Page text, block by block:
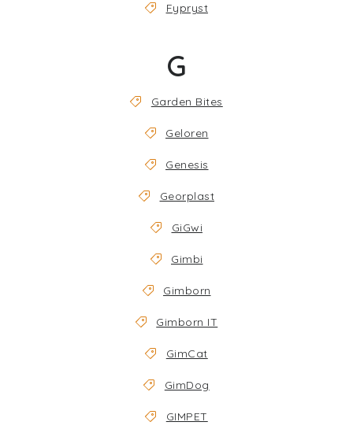
Fypryst
G
Garden Bites
Geloren
Genesis
Georplast
GiGwi
Gimbi
Gimborn
Gimborn IT
GimCat
GimDog
GIMPET